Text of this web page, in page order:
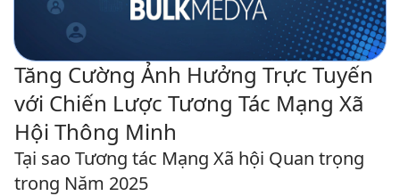
Tăng Cường Ảnh Hưởng Trực Tuyến
với Chiến Lược Tương Tác Mạng Xã
Hội Thông Minh
Tại sao Tương tác Mạng Xã hội Quan trọng
trong Năm 2025